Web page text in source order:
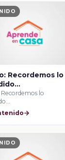
Recordemos lo
Recordemos lo